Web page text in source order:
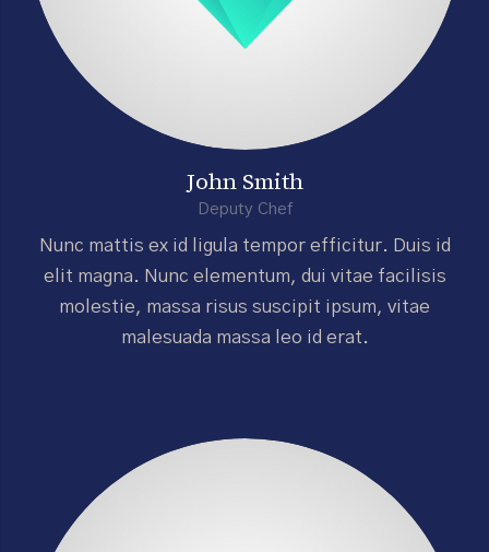
John Smith
Deputy Chef
Nunc mattis ex id ligula tempor efficitur. Duis id
elit magna. Nunc elementum, dui vitae facilisis
molestie, massa risus suscipit ipsum, vitae
malesuada massa leo id erat.